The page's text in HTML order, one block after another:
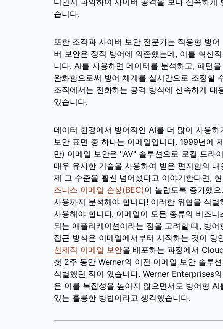
디인지 파악하여 사이버 공격을 보다 신속하
습니다.
또한 조직과 사이버 보안 전문가는 적응형 방
버 보안은 정적 방어에 의존했는데, 이를 혁신
니다. AI를 사용하면 데이터를 분석하고, 패턴
완화함으로써 방어 체계를 실시간으로 조정할
조직에서는 진화하는 공격 방식에 신속하게
있습니다.
데이터 환경에서 방어적인 AI를 더 많이 사용
보안 표면 중 하나는 이메일입니다. 1999년에
만) 이메일 보안은 "AV" 솔루션으로 로컬 드라
매우 유사한 기술을 사용하여 받은 편지함의
제 그 수준을 훨씬 넘어섰다고 이야기한다면,
즈니스 이메일 손상(BEC)이 놀랍도록 증가했
사용까지 분석해야 합니다! 이러한 위협을 식
사용해야 합니다. 이메일이 모든 종류의 비즈
되는 애플리케이션이라는 점을 고려할 때, 방
접근 방식은 이메일에서부터 시작하는 것이 당
선제적 이메일 보안을 배포하는 과정에서
첫 2주 동안 Werner의 이전 이메일 보안 솔루
식별했던 적이 있습니다. Werner Enterprises
은 이를 복잡성을 높이지 않으면서도 방어형
있는 훌륭한 방법이라고 생각했습니다.